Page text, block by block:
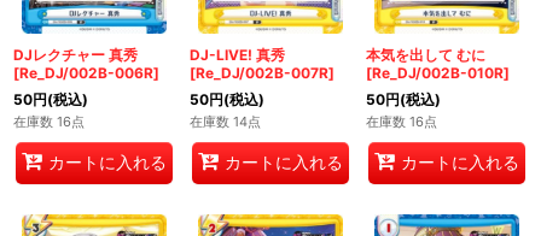
DJレクチャー 真秀
[Re_DJ/002B-006R]
50円(税込)
在庫数 16点
カートに入れる
DJ-LIVE! 真秀
[Re_DJ/002B-007R]
50円(税込)
在庫数 14点
カートに入れる
本気を出して むに
[Re_DJ/002B-010R]
50円(税込)
在庫数 16点
カートに入れる